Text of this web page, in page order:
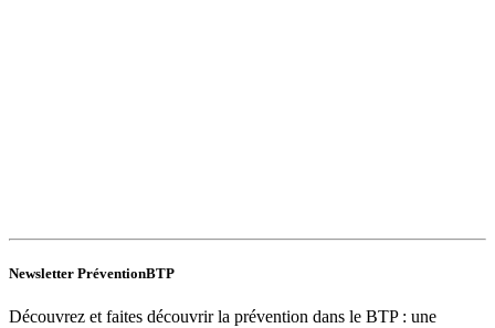
Newsletter PréventionBTP
Découvrez et faites découvrir la prévention dans le BTP : une